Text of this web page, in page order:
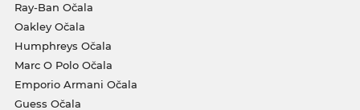
Ray-Ban Očala
Oakley Očala
Humphreys Očala
Marc O Polo Očala
Emporio Armani Očala
Guess Očala